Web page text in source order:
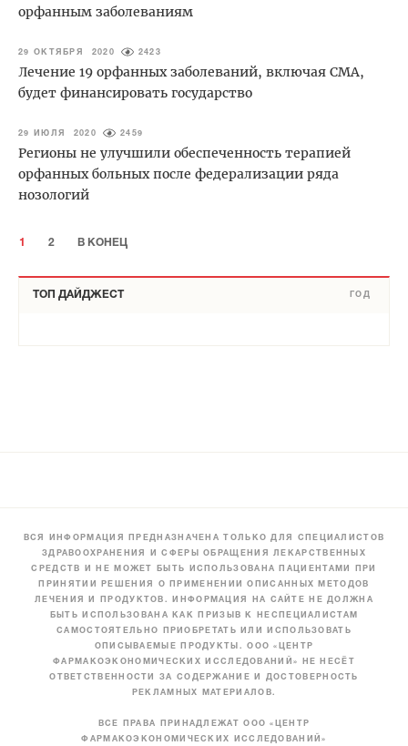
орфанным заболеваниям
29 ОКТЯБРЯ 2020 2423
Лечение 19 орфанных заболеваний, включая СМА,
будет финансировать государство
29 ИЮЛЯ 2020 2459
Регионы не улучшили обеспеченность терапией
орфанных больных после федерализации ряда
нозологий
1 2 В КОНЕЦ
ТОП ДАЙДЖЕСТ ГОД
ВСЯ ИНФОРМАЦИЯ ПРЕДНАЗНАЧЕНА ТОЛЬКО ДЛЯ СПЕЦИАЛИСТОВ
ЗДРАВООХРАНЕНИЯ И СФЕРЫ ОБРАЩЕНИЯ ЛЕКАРСТВЕННЫХ
СРЕДСТВ И НЕ МОЖЕТ БЫТЬ ИСПОЛЬЗОВАНА ПАЦИЕНТАМИ ПРИ
ПРИНЯТИИ РЕШЕНИЯ О ПРИМЕНЕНИИ ОПИСАННЫХ МЕТОДОВ
ЛЕЧЕНИЯ И ПРОДУКТОВ. ИНФОРМАЦИЯ НА САЙТЕ НЕ ДОЛЖНА
БЫТЬ ИСПОЛЬЗОВАНА КАК ПРИЗЫВ К НЕСПЕЦИАЛИСТАМ
САМОСТОЯТЕЛЬНО ПРИОБРЕТАТЬ ИЛИ ИСПОЛЬЗОВАТЬ
ОПИСЫВАЕМЫЕ ПРОДУКТЫ. ООО «ЦЕНТР
ФАРМАКОЭКОНОМИЧЕСКИХ ИССЛЕДОВАНИЙ» НЕ НЕСЁТ
ОТВЕТСТВЕННОСТИ ЗА СОДЕРЖАНИЕ И ДОСТОВЕРНОСТЬ
РЕКЛАМНЫХ МАТЕРИАЛОВ.
ВСЕ ПРАВА ПРИНАДЛЕЖАТ ООО «ЦЕНТР
ФАРМАКОЭКОНОМИЧЕСКИХ ИССЛЕДОВАНИЙ»